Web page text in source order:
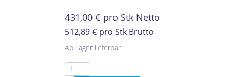
431,00 € pro Stk Netto
512,89 € pro Stk Brutto
Ab Lager lieferbar